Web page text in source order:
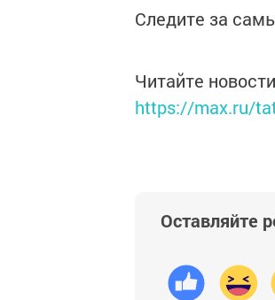
Следите за
Читайте
https://max.ru/
Оставляйте